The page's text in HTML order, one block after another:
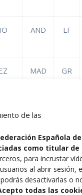
de las
Española de
como titular de
para incrustar
al abrir sesión,
desactivarlas o
todas las
AND LF
MAD GR
MAD LO